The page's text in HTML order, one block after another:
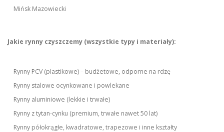
Mińsk Mazowiecki
Jakie rynny czyszczemy (wszystkie typy i materiały):
Rynny PCV (plastikowe) – budżetowe, odporne na rdzę
Rynny stalowe ocynkowane i powlekane
Rynny aluminiowe (lekkie i trwałe)
Rynny z tytan-cynku (premium, trwałe nawet 50 lat)
Rynny półokrągłe, kwadratowe, trapezowe i inne kształty